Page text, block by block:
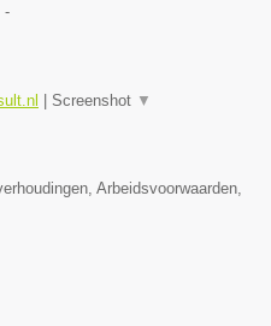
-
Screenshot ▼
Arbeidsvoorwaarden,